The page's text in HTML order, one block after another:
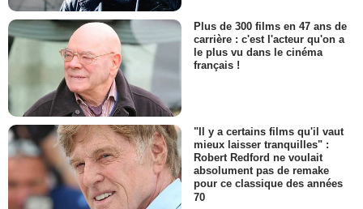
Plus de 300 films en 47 ans de
carrière : c'est l'acteur qu'on a
le plus vu dans le cinéma
français !
"Il y a certains films qu'il vaut
mieux laisser tranquilles" :
Robert Redford ne voulait
absolument pas de remake
pour ce classique des années
70